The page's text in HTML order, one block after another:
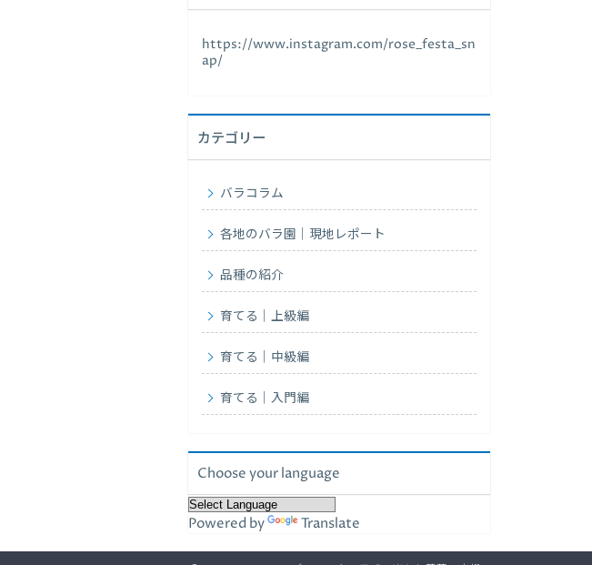
https://www.instagram.com/rose_festa_sn
ap/
カテゴリー
バラコラム
各地のバラ園｜現地レポート
品種の紹介
育てる｜上級編
育てる｜中級編
育てる｜入門編
Choose your language
Powered by Translate